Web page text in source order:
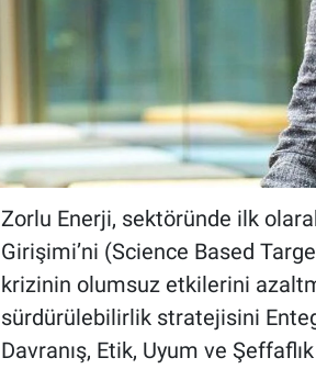
Zorlu Enerji, sektöründe ilk
Girişimi’ni (Science Based
krizinin olumsuz etkilerini
sürdürülebilirlik stratejisini
Davranış, Etik, Uyum ve